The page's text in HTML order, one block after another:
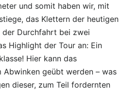
und somit haben wir, mit
das Klettern der heutigen
der Durchfahrt bei zwei
Highlight der Tour an: Ein
Hier kann das
Abwinken geübt werden – was
dieser, zum Teil fordernten